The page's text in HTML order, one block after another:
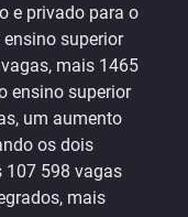
e privado para o
superior
mais 1465
ensino superior
um aumento
os dois
107 598 vagas
mais